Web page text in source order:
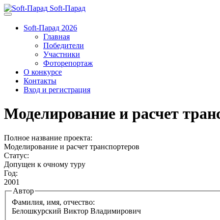
Soft-Парад
Soft-Парад 2026
Главная
Победители
Участники
Фоторепортаж
О конкурсе
Контакты
Вход и регистрация
Моделирование и расчет
Полное название проекта:
Моделирование и расчет транспортеров
Статус:
Допущен к очному туру
Год:
2001
Автор
Фамилия, имя, отчество:
Белошкурский Виктор Владимирович